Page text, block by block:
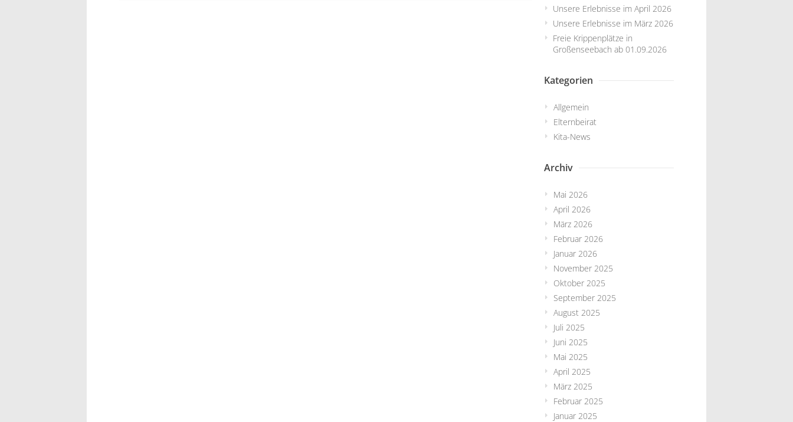
Unsere Erlebnisse im April 2026
Unsere Erlebnisse im März 2026
Freie Krippenplätze in
Großenseebach ab 01.09.2026
Kategorien
Allgemein
Elternbeirat
Kita-News
Archiv
Mai 2026
April 2026
März 2026
Februar 2026
Januar 2026
November 2025
Oktober 2025
September 2025
August 2025
Juli 2025
Juni 2025
Mai 2025
April 2025
März 2025
Februar 2025
Januar 2025